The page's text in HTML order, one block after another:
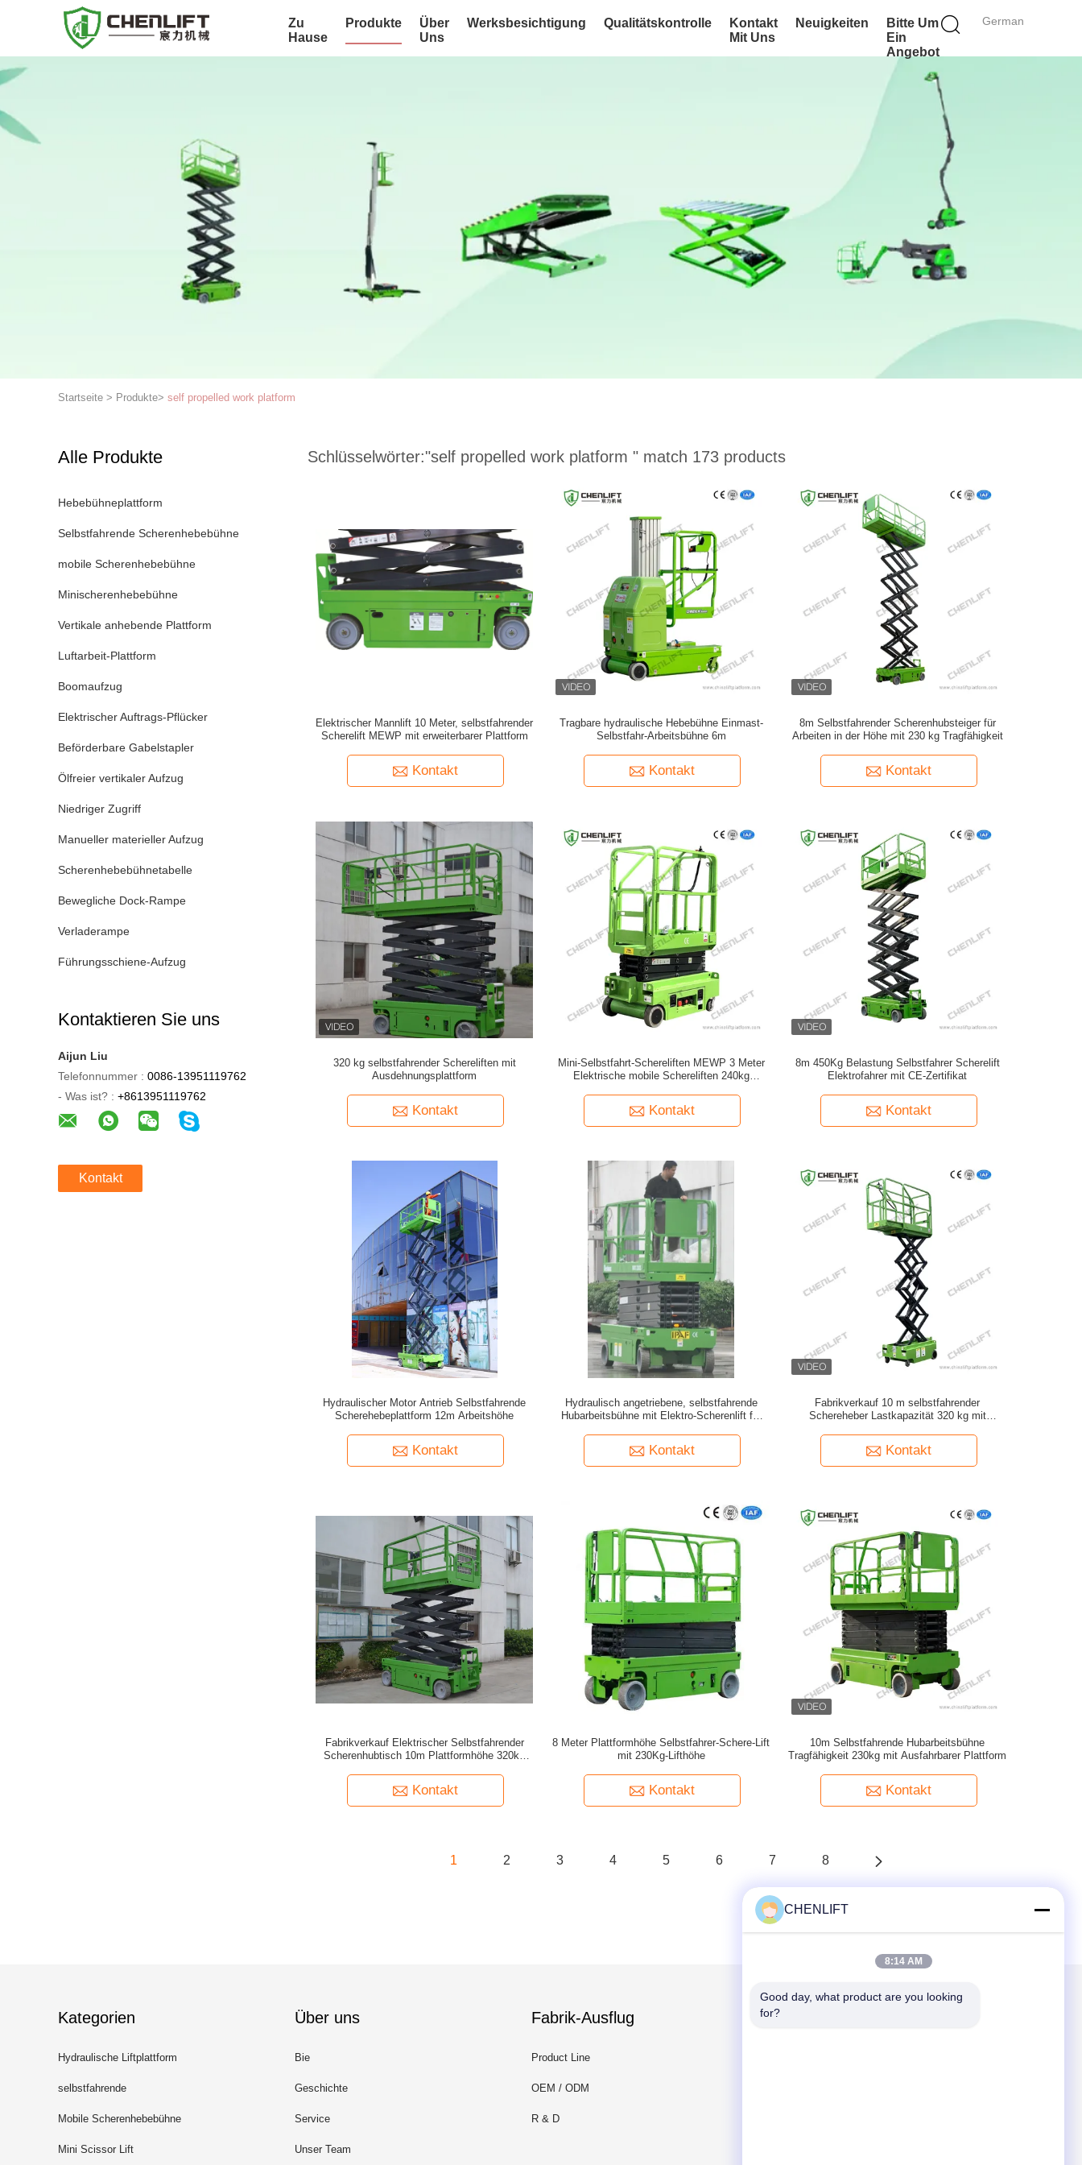
German
Zu
Hause
Produkte
Über
Uns
Werksbesichtigung Qualitätskontrolle
Kontakt
Mit Uns
Neuigkeiten
Bitte Um
Ein
Angebot
Startseite > Produkte> self propelled work platform
Alle Produkte
Hebebühneplattform
Selbstfahrende Scherenhebebühne
mobile Scherenhebebühne
Minischerenhebebühne
Vertikale anhebende Plattform
Luftarbeit-Plattform
Boomaufzug
Elektrischer Auftrags-Pflücker
Beförderbare Gabelstapler
Ölfreier vertikaler Aufzug
Niedriger Zugriff
Manueller materieller Aufzug
Scherenhebebühnetabelle
Bewegliche Dock-Rampe
Verladerampe
Führungsschiene-Aufzug
Kontaktieren Sie uns
Aijun Liu
Telefonnummer : 0086-13951119762
- Was ist? : +8613951119762
Kontakt
Schlüsselwörter:"self propelled work platform " match 173 products
Elektrischer Mannlift 10 Meter, selbstfahrender
Scherelift MEWP mit erweiterbarer Plattform
Kontakt
Tragbare hydraulische Hebebühne Einmast-
Selbstfahr-Arbeitsbühne 6m
Kontakt
8m Selbstfahrender Scherenhubsteiger für
Arbeiten in der Höhe mit 230 kg Tragfähigkeit
Kontakt
320 kg selbstfahrender Schereliften mit
Ausdehnungsplattform
Kontakt
Mini-Selbstfahrt-Schereliften MEWP 3 Meter
Elektrische mobile Schereliften 240kg
Kontakt
8m 450Kg Belastung Selbstfahrer Scherelift
Elektrofahrer mit CE-Zertifikat
Kontakt
Hydraulischer Motor Antrieb Selbstfahrende
Scherehebeplattform 12m Arbeitshöhe
Kontakt
Hydraulisch angetriebene, selbstfahrende
Hubarbeitsbühne mit Elektro-Scherenlift für
Kontakt
Fabrikverkauf 10 m selbstfahrender
Schereheber Lastkapazität 320 kg mit
Kontakt
Fabrikverkauf Elektrischer Selbstfahrender
Scherenhubtisch 10m Plattformhöhe 320kg
Kontakt
8 Meter Plattformhöhe Selbstfahrer-Schere-Lift
mit 230Kg-Lifthöhe
Kontakt
10m Selbstfahrende Hubarbeitsbühne
Tragfähigkeit 230kg mit Ausfahrbarer Plattform
Kontakt
1 2 3 4 5 6 7 8
Kategorien
Hydraulische Liftplattform
selbstfahrende
Scherenhebebühne
Mobile Scherenhebebühne
Mini Scissor Lift
Über uns
Bie
Geschichte
Service
Unser Team
Fabrik-Ausflug
Product Line
OEM / ODM
R & D
Mailen Sie uns
CHENLIFT
8:14 AM
Good day, what product are you looking
for?